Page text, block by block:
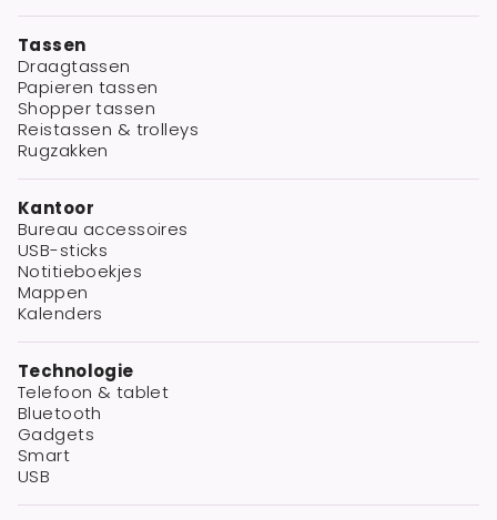
Tassen
Draagtassen
Papieren tassen
Shopper tassen
Reistassen & trolleys
Rugzakken
Kantoor
Bureau accessoires
USB-sticks
Notitieboekjes
Mappen
Kalenders
Technologie
Telefoon & tablet
Bluetooth
Gadgets
Smart
USB